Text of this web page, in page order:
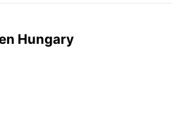
Hungary